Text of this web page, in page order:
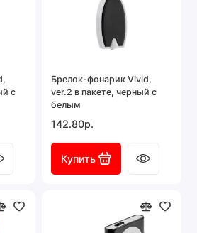
с
Брелок-фонарик Vivid,
ver.2 в пакете, черный с
белым
142.80р.
Купить